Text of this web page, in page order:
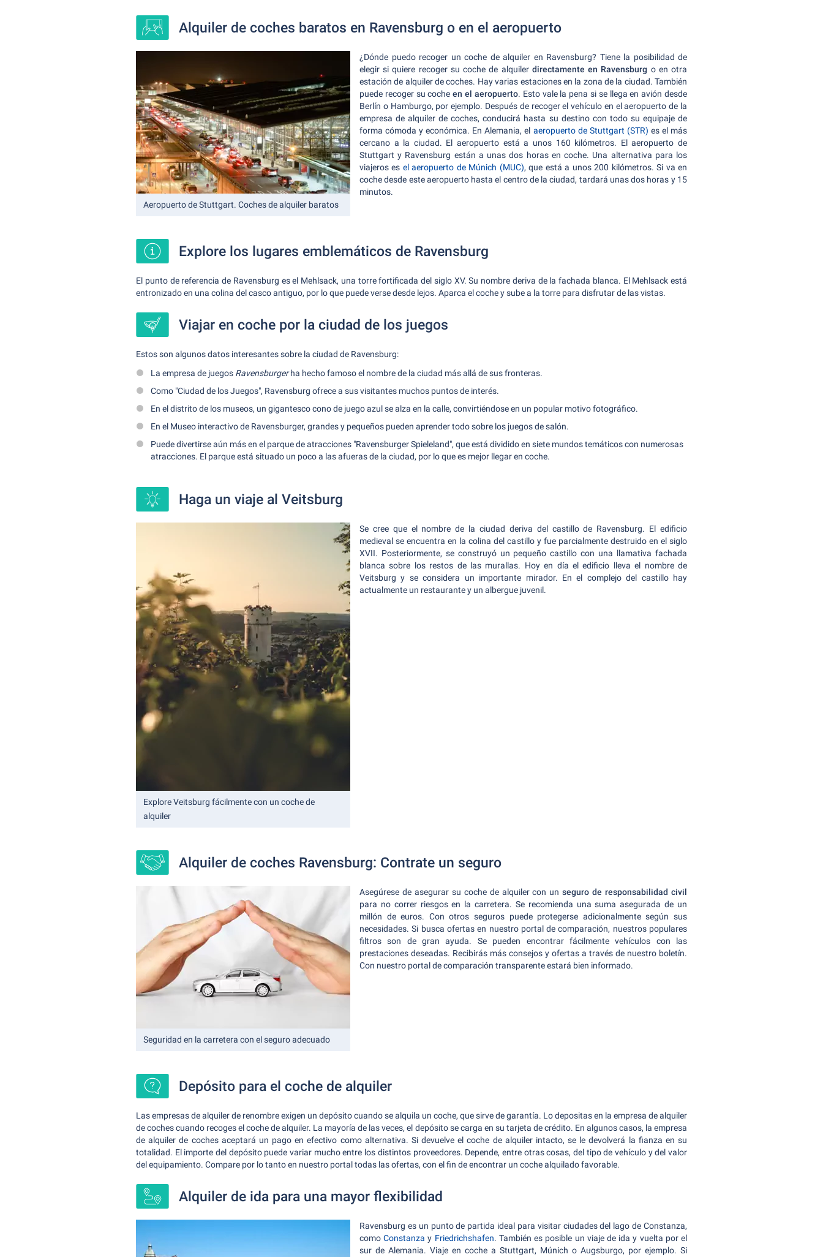
Alquiler de coches baratos en Ravensburg o en el aeropuerto
Aeropuerto de Stuttgart. Coches de alquiler baratos
¿Dónde puedo recoger un coche de alquiler en Ravensburg? Tiene la posibilidad de
elegir si quiere recoger su coche de alquiler directamente en Ravensburg o en otra
estación de alquiler de coches. Hay varias estaciones en la zona de la ciudad. También
puede recoger su cocheen el aeropuerto. Esto vale la pena si se llega en avión desde
Berlín o Hamburgo, por ejemplo. Después de recoger el vehículo en el aeropuerto de la
empresa de alquiler de coches, conducirá hasta su destino con todo su equipaje de
forma cómoda y económica. En Alemania, el aeropuerto de Stuttgart (STR) es el más
cercano a la ciudad. El aeropuerto está a unos 160 kilómetros. El aeropuerto de
Stuttgart y Ravensburg están a unas dos horas en coche. Una alternativa para los
viajeros es el aeropuerto de Múnich (MUC), que está a unos 200 kilómetros. Si va en
coche desde este aeropuerto hasta el centro de la ciudad, tardará unas dos horas y 15
minutos.
Explore los lugares emblemáticos de Ravensburg
El punto de referencia de Ravensburg es el Mehlsack, una torre fortificada del siglo XV. Su nombre deriva de la fachada blanca. El Mehlsack está
entronizado en una colina del casco antiguo, por lo que puede verse desde lejos. Aparca el coche y sube a la torre para disfrutar de las vistas.
Viajar en coche por la ciudad de los juegos
Estos son algunos datos interesantes sobre la ciudad de Ravensburg:
La empresa de juegos Ravensburgerha hecho famoso el nombre de la ciudad más allá de sus fronteras.
Como "Ciudad de los Juegos", Ravensburg ofrece a sus visitantes muchos puntos de interés.
En el distrito de los museos, un gigantesco cono de juego azul se alza en la calle, convirtiéndose en un popular motivo fotográfico.
En el Museo interactivo de Ravensburger, grandes y pequeños pueden aprender todo sobre los juegos de salón.
Puede divertirse aún más en el parque de atracciones "Ravensburger Spieleland", que está dividido en siete mundos temáticos con numerosas
atracciones. El parque está situado un poco a las afueras de la ciudad, por lo que es mejor llegar en coche.
Haga un viaje al Veitsburg
Explore Veitsburg fácilmente con un coche de
alquiler
Se cree que el nombre de la ciudad deriva del castillo de Ravensburg. El edificio
medieval se encuentra en la colina del castillo y fue parcialmente destruido en el siglo
XVII. Posteriormente, se construyó un pequeño castillo con una llamativa fachada
blanca sobre los restos de las murallas. Hoy en día el edificio lleva el nombre de
Veitsburg y se considera un importante mirador. En el complejo del castillo hay
actualmente un restaurante y un albergue juvenil.
Alquiler de coches Ravensburg: Contrate un seguro
Seguridad en la carretera con el seguro adecuado
Asegúrese de asegurar su coche de alquiler con unseguro de responsabilidad civil
para no correr riesgos en la carretera. Se recomienda una suma asegurada de un
millón de euros. Con otros seguros puede protegerse adicionalmente según sus
necesidades. Si busca ofertas en nuestro portal de comparación, nuestros populares
filtros son de gran ayuda. Se pueden encontrar fácilmente vehículos con las
prestaciones deseadas. Recibirás más consejos y ofertas a través de nuestro boletín.
Con nuestro portal de comparación transparente estará bien informado.
Depósito para el coche de alquiler
Las empresas de alquiler de renombre exigen un depósito cuando se alquila un coche, que sirve de garantía. Lo depositas en la empresa de alquiler
de coches cuando recoges el coche de alquiler. La mayoría de las veces, el depósito se carga en su tarjeta de crédito. En algunos casos, la empresa
de alquiler de coches aceptará un pago en efectivo como alternativa. Si devuelve el coche de alquiler intacto, se le devolverá la fianza en su
totalidad. El importe del depósito puede variar mucho entre los distintos proveedores. Depende, entre otras cosas, del tipo de vehículo y del valor
del equipamiento. Compare por lo tanto en nuestro portal todas las ofertas, con el fin de encontrar un coche alquilado favorable.
Alquiler de ida para una mayor flexibilidad
Ravensburg es un punto de partida ideal para visitar ciudades del lago de Constanza,
comoConstanza y Friedrichshafen. También es posible un viaje de ida y vuelta por el
sur de Alemania. Viaje en coche a Stuttgart, Múnich o Augsburgo, por ejemplo. Si